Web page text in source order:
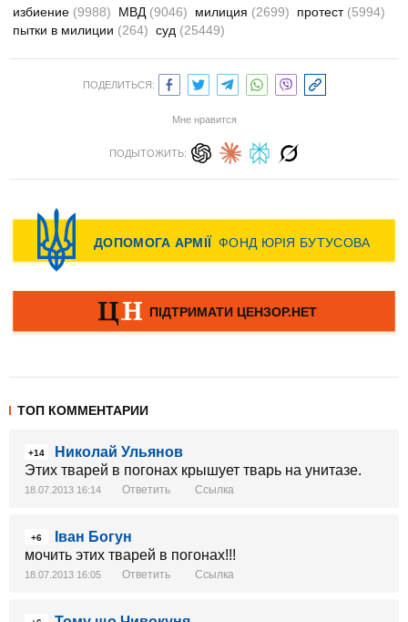
избиение (9988) МВД (9046) милиция (2699) протест (5994)
пытки в милиции (264) суд (25449)
ПОДЕЛИТЬСЯ:
Мне нравится
ПОДЫТОЖИТЬ:
ТОП КОММЕНТАРИИ
+14
Николай Ульянов
Этих тварей в погонах крышует тварь на унитазе.
18.07.2013 16:14 Ответить Ссылка
+6
Іван Богун
мочить этих тварей в погонах!!!
18.07.2013 16:05 Ответить Ссылка